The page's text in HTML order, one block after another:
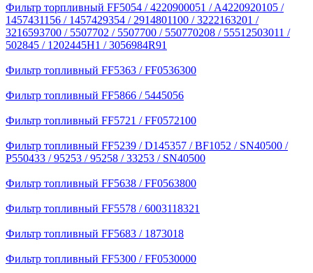
Фильтр торпливный FF5054 / 4220900051 / A4220920105 /
1457431156 / 1457429354 / 2914801100 / 3222163201 /
3216593700 / 5507702 / 5507700 / 550770208 / 55512503011 /
502845 / 1202445H1 / 3056984R91
Фильтр топливный FF5363 / FF0536300
Фильтр топливный FF5866 / 5445056
Фильтр топливный FF5721 / FF0572100
Фильтр топливный FF5239 / D145357 / BF1052 / SN40500 /
P550433 / 95253 / 95258 / 33253 / SN40500
Фильтр топливный FF5638 / FF0563800
Фильтр топливный FF5578 / 6003118321
Фильтр топливный FF5683 / 1873018
Фильтр топливный FF5300 / FF0530000